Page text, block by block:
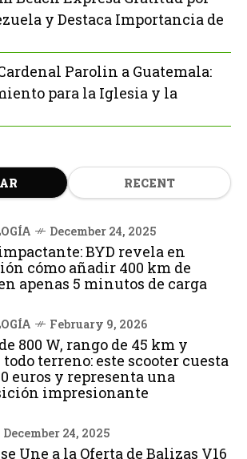
y Destaca Importancia de
Parolin a Guatemala:
para la Iglesia y la
RECENT
December 24, 2025
BYD revela en
cómo añadir 400 km de
apenas 5 minutos de carga
February 9, 2026
800 W, rango de 45 km y
todo terreno: este scooter cuesta
euros y representa una
impresionante
December 24, 2025
Une a la Oferta de Balizas V16